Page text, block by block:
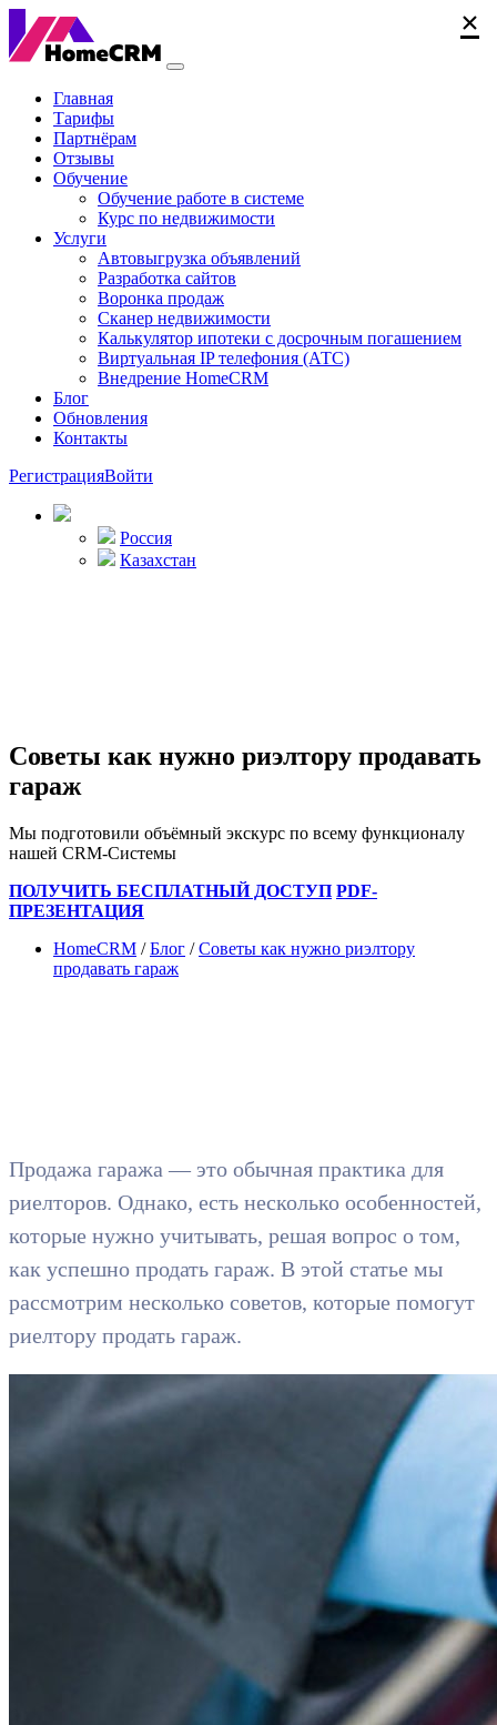
Главная
Тарифы
Партнёрам
Отзывы
Обучение
Обучение работе в системе
Курс по недвижимости
Услуги
Автовыгрузка объявлений
Разработка сайтов
Воронка продаж
Сканер недвижимости
Калькулятор ипотеки с досрочным погашением
Виртуальная IP телефония (АТС)
Внедрение HomeCRM
Блог
Обновления
Контакты
РегистрацияВойти
Россия
Казахстан
Советы как нужно риэлтору продавать
гараж
Мы подготовили объёмный экскурс по всему функционалу
нашей CRM-Системы
ПОЛУЧИТЬ БЕСПЛАТНЫЙ ДОСТУП PDF-
ПРЕЗЕНТАЦИЯ
HomeCRM /Блог /Советы как нужно риэлтору
продавать гараж
Продажа гаража — это обычная практика для
риелторов. Однако, есть несколько особенностей,
которые нужно учитывать, решая вопрос о том,
как успешно продать гараж. В этой статье мы
рассмотрим несколько советов, которые помогут
риелтору продать гараж.
×
×
×